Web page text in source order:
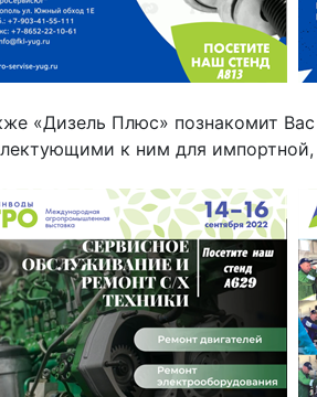
«Дизель Плюс» познакомит
к ним для